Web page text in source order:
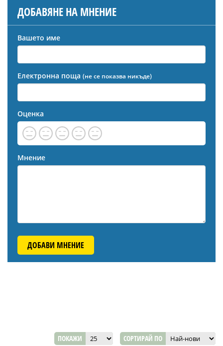
ДОБАВЯНЕ НА МНЕНИЕ
Вашето име
Електронна поща (не се показва никъде)
Оценка
Мнение
ДОБАВИ МНЕНИЕ
ПОКАЖИ СОРТИРАЙ ПО